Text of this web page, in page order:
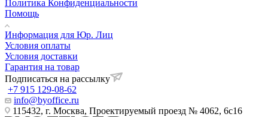
Политика Конфиденциальности
Помощь
Информация для Юр. Лиц
Условия оплаты
Условия доставки
Гарантия на товар
Подписаться на рассылку
+7 915 129-08-62
info@byoffice.ru
115432, г. Москва, Проектируемый проезд № 4062, 6с16